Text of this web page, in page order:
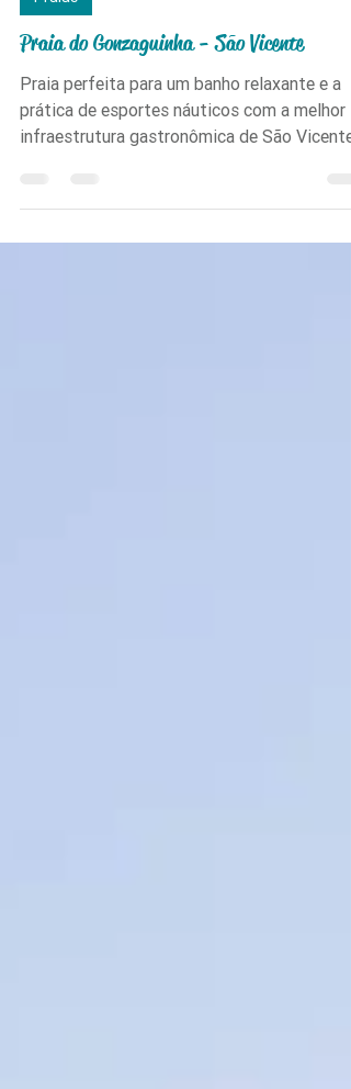
Praias
Praia do Gonzaguinha - São Vicente
Praia perfeita para um banho relaxante e a
sendo uma ótima opção para curtir o pôr do
sol.